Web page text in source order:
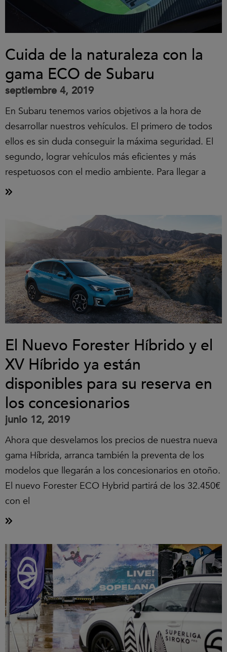
Cuida de la naturaleza con la
gama ECO de Subaru
septiembre 4, 2019
En Subaru tenemos varios objetivos a la hora de
desarrollar nuestros vehículos. El primero de todos
ellos es sin duda conseguir la máxima seguridad. El
segundo, lograr vehículos más eficientes y más
respetuosos con el medio ambiente. Para llegar a
El Nuevo Forester Híbrido y el
XV Híbrido ya están
disponibles para su reserva en
los concesionarios
junio 12, 2019
Ahora que desvelamos los precios de nuestra nueva
gama Híbrida, arranca también la preventa de los
modelos que llegarán a los concesionarios en otoño.
El nuevo Forester ECO Hybrid partirá de los 32.450€
con el